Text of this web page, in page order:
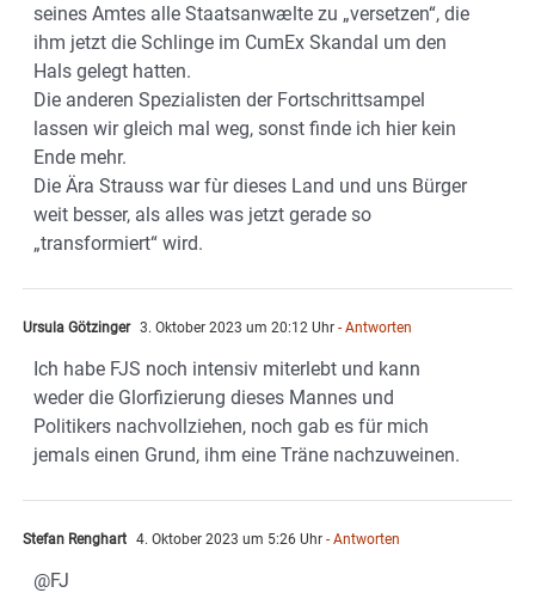
seines Amtes alle Staatsanwælte zu „versetzen“, die
ihm jetzt die Schlinge im CumEx Skandal um den
Hals gelegt hatten.
Die anderen Spezialisten der Fortschrittsampel
lassen wir gleich mal weg, sonst finde ich hier kein
Ende mehr.
Die Ära Strauss war fùr dieses Land und uns Bürger
weit besser, als alles was jetzt gerade so
„transformiert“ wird.
Ursula Götzinger 3. Oktober 2023 um 20:12 Uhr - Antworten
Ich habe FJS noch intensiv miterlebt und kann
weder die Glorfizierung dieses Mannes und
Politikers nachvollziehen, noch gab es für mich
jemals einen Grund, ihm eine Träne nachzuweinen.
Stefan Renghart 4. Oktober 2023 um 5:26 Uhr - Antworten
@FJ